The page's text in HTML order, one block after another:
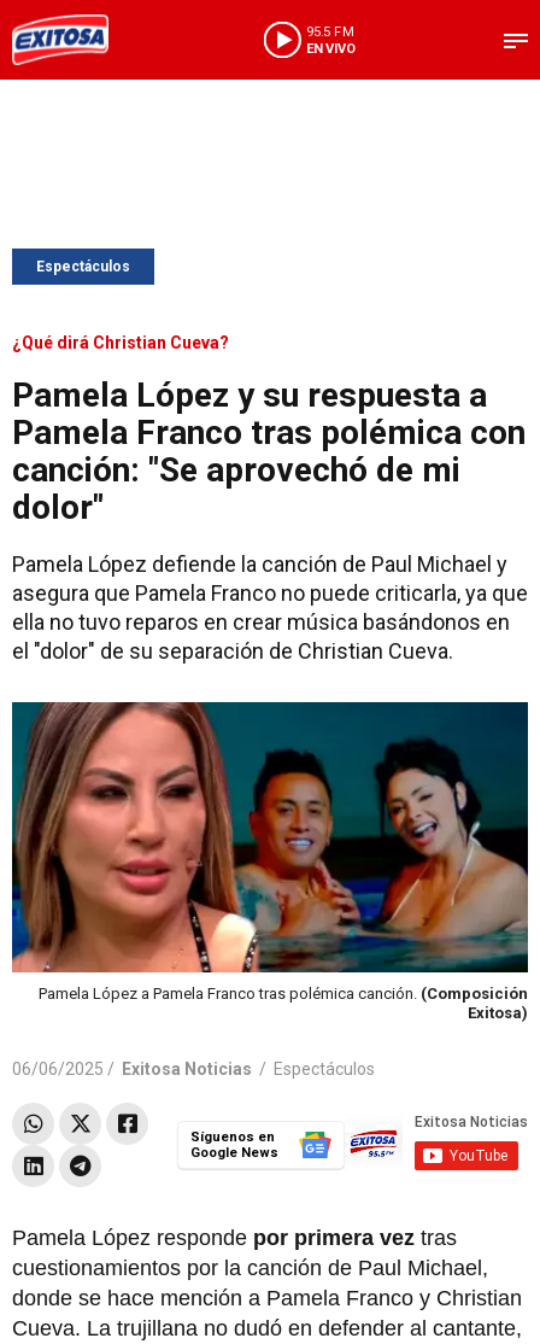
95.5 FM
EN VIVO
Espectáculos
¿Qué dirá Christian Cueva?
Pamela López y su respuesta a
Pamela Franco tras polémica con
canción: "Se aprovechó de mi
dolor"
Pamela López defiende la canción de Paul Michael y
asegura que Pamela Franco no puede criticarla, ya que
ella no tuvo reparos en crear música basándonos en
el "dolor" de su separación de Christian Cueva.
Pamela López a Pamela Franco tras polémica canción. (Composición
Exitosa)
06/06/2025 / Exitosa Noticias / Espectáculos
Síguenos en
Google News
Pamela López responde por primera vez tras
cuestionamientos por la canción de Paul Michael,
donde se hace mención a Pamela Franco y Christian
Cueva. La trujillana no dudó en defender al cantante,